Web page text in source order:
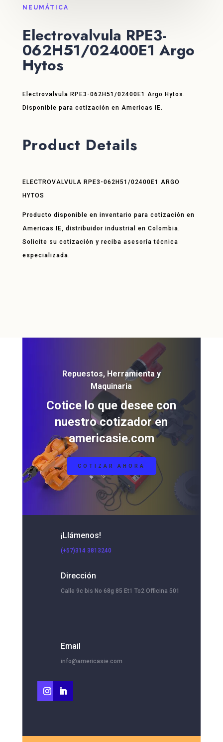
NEUMÁTICA
Electrovalvula RPE3-
062H51/02400E1 Argo
Hytos
Electrovalvula RPE3-062H51/02400E1 Argo Hytos.
Disponible para cotización en Americas IE.
Product Details
ELECTROVALVULA RPE3-062H51/02400E1 ARGO
HYTOS
Producto disponible en inventario para cotización en
Americas IE, distribuidor industrial en Colombia.
Solicite su cotización y reciba asesoría técnica
especializada.
Repuestos, Herramienta y
Maquinaria
Cotice lo que desee con
nuestro cotizador en
americasie.com
COTIZAR AHORA
¡Llámenos!
(+57)314 3813240
Dirección
Calle 9c bis No 68g 85 Et1 To2 Officina 501
Email
info@americasie.com